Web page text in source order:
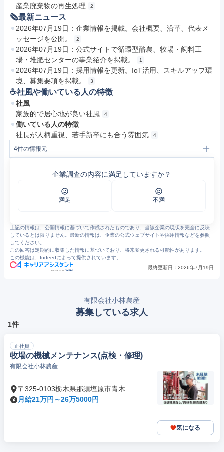
産業廃棄物の再生処理
2
🗞最新ニュース
2026年07月19日：企業情報を掲載。会社概要、沿革、代表メ
ッセージを公開。
2
2026年07月19日：公式サイトで循環型酪農、牧場・飼料工
場・堆肥センターの事業紹介を掲載。
1
2026年07月19日：採用情報を更新。IoT活用、スキルアップ環
境、募集要項を掲載。
3
☕️社風や働いている人の特徴
社風
家族的で居心地が良い社風
4
働いている人の特徴
社長が人柄重視、若手新卒にも合う雰囲気
4
4件の情報元
企業調査の内容に満足していますか？
満足 不満
上記の情報は、公開情報に基づいて作成されたものであり、当該企業の現状を完全に反映
しているとは限りません。最新の情報は、企業の公式ウェブサイトや採用情報などを参照
してください。
この回答は定期的に収集した情報に基づいており、将来変更される可能性があります。
この機能は、Indeedによって提供されています。
最終更新日： 2026年7月19日
有限会社小林農産
募集している求人
1件
正社員
牧場の機械メンテナンス(点検・修理)
有限会社小林農産
〒325-0103栃木県那須塩原市青木
月給21万円～26万5000円
気になる